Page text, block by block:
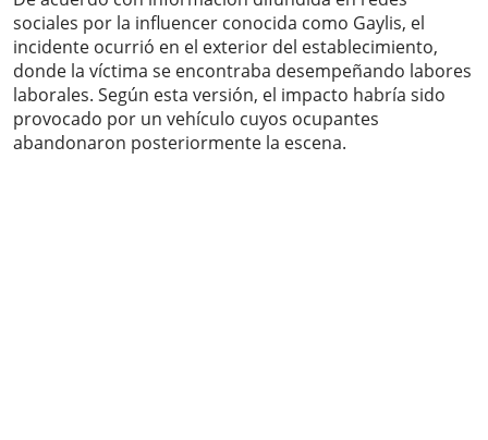
sociales por la influencer conocida como Gaylis, el
incidente ocurrió en el exterior del establecimiento,
donde la víctima se encontraba desempeñando labores
laborales. Según esta versión, el impacto habría sido
provocado por un vehículo cuyos ocupantes
abandonaron posteriormente la escena.